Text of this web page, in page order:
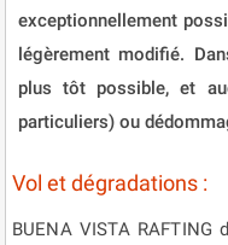
exceptionnellement
légèrement modifié.
plus tôt possible, et
particuliers) ou
Vol et dégradations :
BUENA VISTA